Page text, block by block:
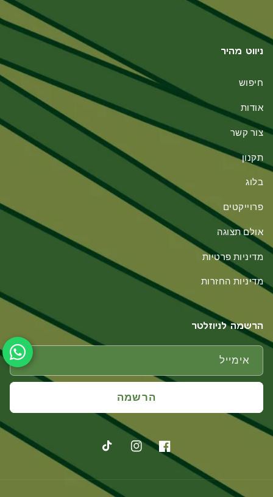
ניווט מהיר
חיפוש
אודות
צור קשר
תקנון
בלוג
פרוייקטים
אולם תצוגה
מדיניות פרטיות
מדיניות החזרות
הרשמה לניוזלטר
אימייל
הרשמה
פייסבוקאינסטגרםטיקטוק